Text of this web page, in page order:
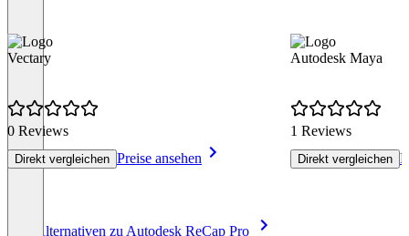
Vectary
0 Reviews
Direkt vergleichen Preise ansehen
Autodesk Maya
1 Reviews
Direkt vergleichen
Alle Alternativen zu Autodesk ReCap Pro